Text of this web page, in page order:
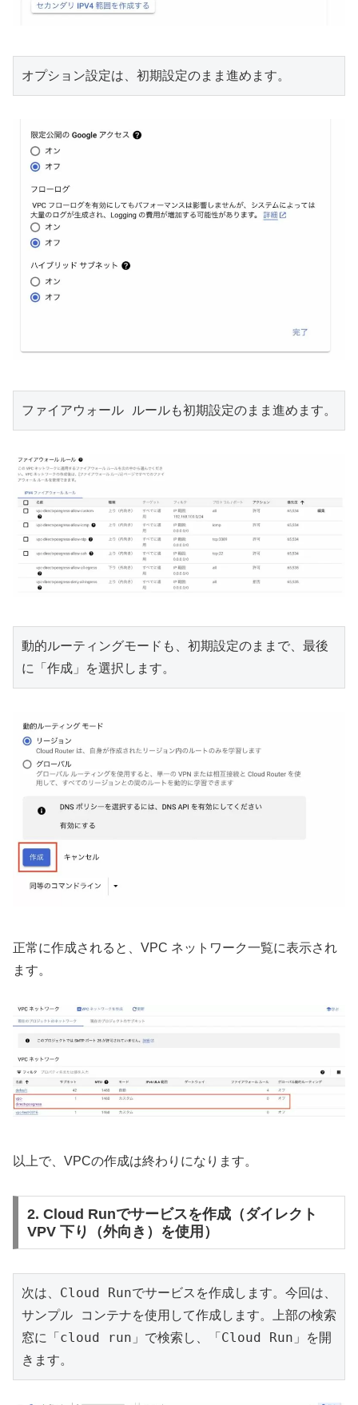
オプション設定は、初期設定のまま進めます。
ファイアウォール ルールも初期設定のまま進めます。
動的ルーティングモードも、初期設定のままで、最後
に「作成」を選択します。
正常に作成されると、VPC ネットワーク一覧に表示され
ます。
以上で、VPCの作成は終わりになります。
2. Cloud Runでサービスを作成（ダイレクト
VPV 下り（外向き）を使用）
次は、Cloud Runでサービスを作成します。今回は、
サンプル コンテナを使用して作成します。上部の検索
窓に「cloud run」で検索し、「Cloud Run」を開
きます。